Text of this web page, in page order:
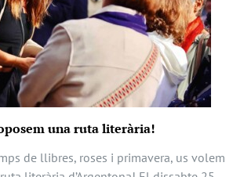
una ruta literària!
de llibres, roses i primavera, us volem